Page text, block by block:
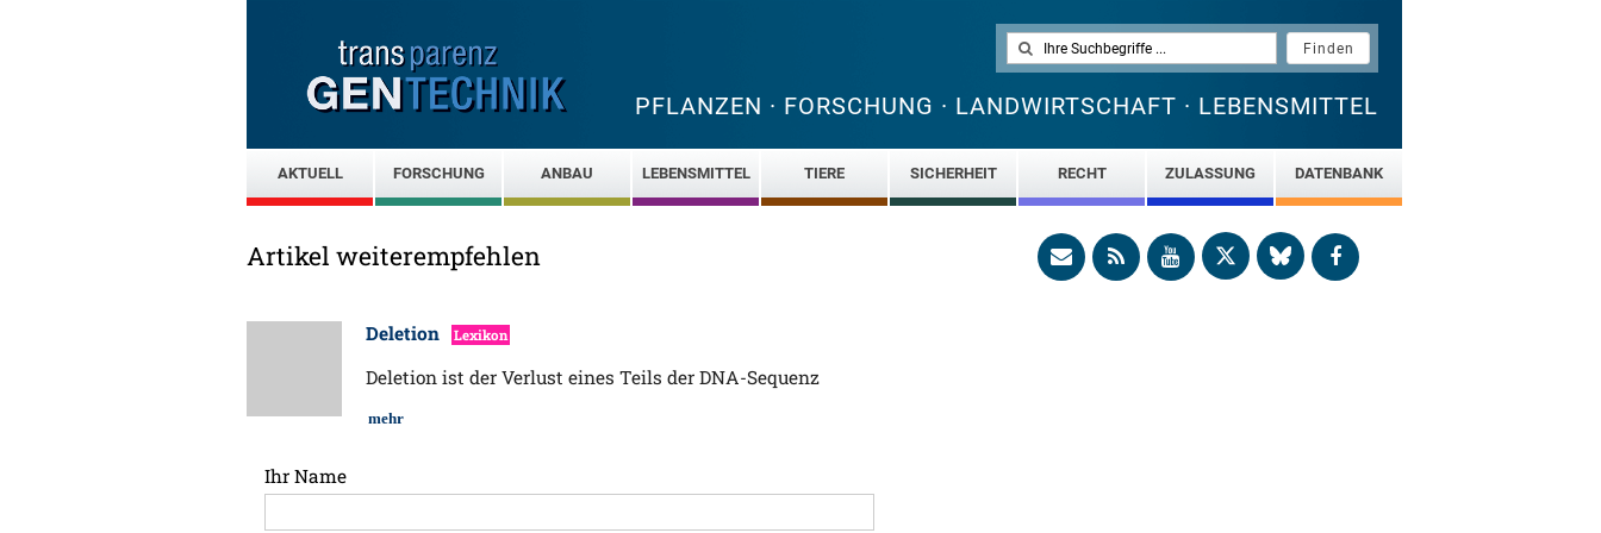
PFLANZEN · FORSCHUNG · LANDWIRTSCHAFT · LEBENSMITTEL
AKTUELL FORSCHUNG ANBAU LEBENSMITTEL TIERE SICHERHEIT RECHT ZULASSUNG DATENBANK
Artikel weiterempfehlen
Deletion Lexikon
Deletion ist der Verlust eines Teils der DNA-Sequenz
mehr
Ihr Name